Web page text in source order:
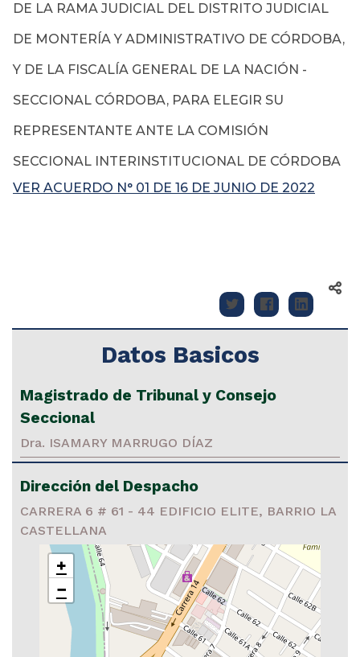
DE LA RAMA JUDICIAL DEL DISTRITO JUDICIAL
DE MONTERÍA Y ADMINISTRATIVO DE CÓRDOBA,
Y DE LA FISCALÍA GENERAL DE LA NACIÓN -
SECCIONAL CÓRDOBA, PARA ELEGIR SU
REPRESENTANTE ANTE LA COMISIÓN
SECCIONAL INTERINSTITUCIONAL DE CÓRDOBA
VER ACUERDO N° 01 DE 16 DE JUNIO DE 2022
Datos Basicos
Magistrado de Tribunal y Consejo
Seccional
Dra. ISAMARY MARRUGO DÍAZ
Dirección del Despacho
CARRERA 6 # 61 - 44 EDIFICIO ELITE, BARRIO LA
CASTELLANA
+
−